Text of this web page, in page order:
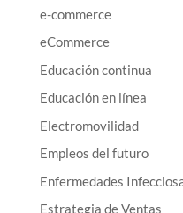
e-commerce
eCommerce
Educación continua
Educación en línea
Electromovilidad
Empleos del futuro
Enfermedades
Estrategia de Ventas